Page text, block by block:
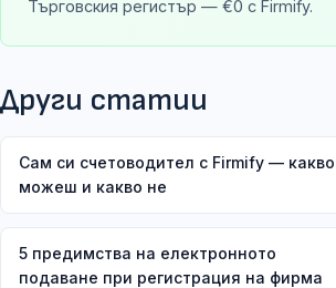
Търговския регистър — €0 с Firmify.
Други статии
Сам си счетоводител с Firmify — какво
можеш и какво не
5 предимства на електронното
подаване при регистрация на фирма